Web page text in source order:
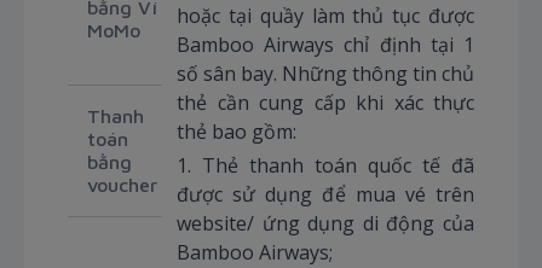
bằng Ví
MoMo
Thanh
toán
bằng
voucher
hoặc tại quầy làm thủ tục được
Bamboo Airways chỉ định tại 1
số sân bay. Những thông tin chủ
thẻ cần cung cấp khi xác thực
thẻ bao gồm:
1. Thẻ thanh toán quốc tế đã
được sử dụng để mua vé trên
website/ ứng dụng di động của
Bamboo Airways;